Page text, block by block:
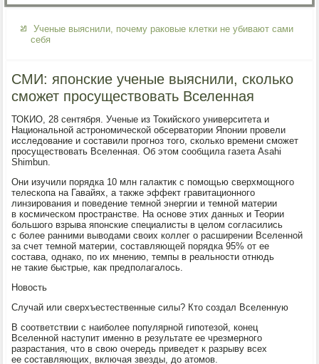
Ученые выяснили, почему раковые клетки не убивают сами
себя
СМИ: японские ученые выяснили, сколько
сможет просуществовать Вселенная
ТОКИО, 28 сентября. Ученые из Токийского университета и
Национальной астрономической обсерватории Японии провели
исследование и составили прогноз того, сколько времени сможет
просуществовать Вселенная. Об этом сообщила газета Asahi
Shimbun.
Они изучили порядка 10 млн галактик с помощью сверхмощного
телескопа на Гавайях, а также эффект гравитационного
линзирования и поведение темной энергии и темной материи
в космическом пространстве. На основе этих данных и Теории
большого взрыва японские специалисты в целом согласились
с более ранними выводами своих коллег о расширении Вселенной
за счет темной материи, составляющей порядка 95% от ее
состава, однако, по их мнению, темпы в реальности отнюдь
не такие быстрые, как предполагалось.
Новость
Случай или сверхъестественные силы? Кто создал Вселенную
В соответствии с наиболее популярной гипотезой, конец
Вселенной наступит именно в результате ее чрезмерного
разрастания, что в свою очередь приведет к разрыву всех
ее составляющих, включая звезды, до атомов.